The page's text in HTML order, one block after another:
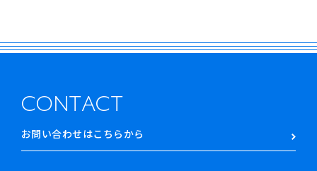
CONTACT
お問い合わせはこちらから